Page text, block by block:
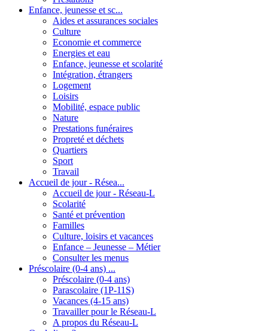
Enfance, jeunesse et sc...
Aides et assurances sociales
Culture
Economie et commerce
Energies et eau
Enfance, jeunesse et scolarité
Intégration, étrangers
Logement
Loisirs
Mobilité, espace public
Nature
Prestations funéraires
Propreté et déchets
Quartiers
Sport
Travail
Accueil de jour - Résea...
Accueil de jour - Réseau-L
Scolarité
Santé et prévention
Familles
Culture, loisirs et vacances
Enfance – Jeunesse – Métier
Consulter les menus
Préscolaire (0-4 ans) ...
Préscolaire (0-4 ans)
Parascolaire (1P-11S)
Vacances (4-15 ans)
Travailler pour le Réseau-L
A propos du Réseau-L